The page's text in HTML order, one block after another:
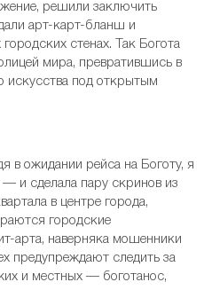
решили заключить
арт-карт-бланш и
стенах. Так Богота
мира, превратившись в
искусства под открытым
в ожидании рейса на Боготу, я
и сделала пару скринов из
в центре города,
городские
арта, наверняка мошенники
предупреждают следить за
и местных — боготанос,